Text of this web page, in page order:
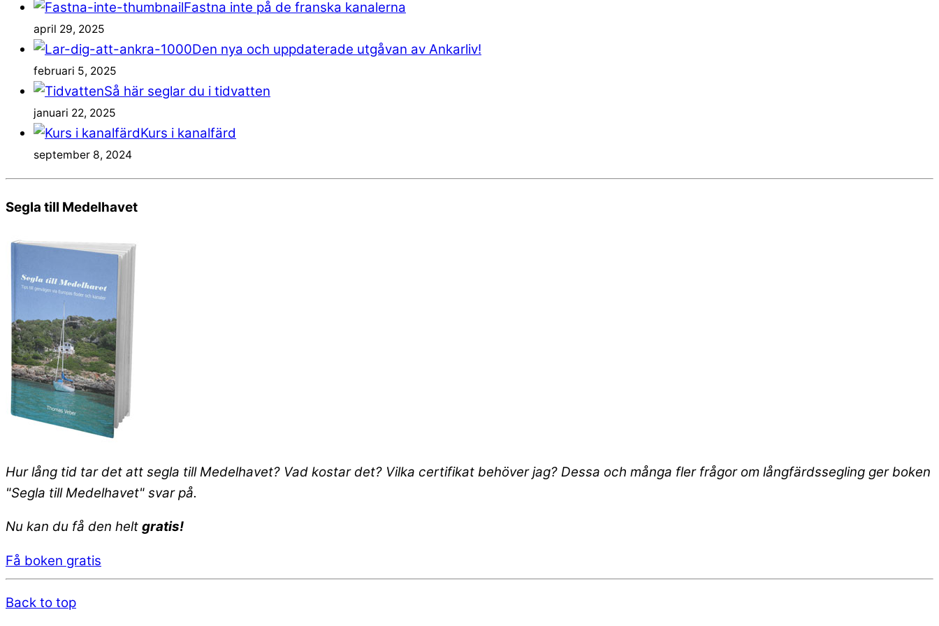
Fastna inte på de franska kanalerna
april 29, 2025
Den nya och uppdaterade utgåvan av Ankarliv!
februari 5, 2025
Så här seglar du i tidvatten
januari 22, 2025
Kurs i kanalfärd
september 8, 2024
Segla till Medelhavet
Hur lång tid tar det att segla till Medelhavet? Vad kostar det? Vilka certifikat behöver jag? Dessa och många fler frågor om långfärdssegling ger boken
"Segla till Medelhavet" svar på.
Nu kan du få den helt gratis!
Få boken gratis
Back to top